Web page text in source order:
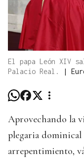
El papa León XIV
Palacio Real.
|
Aprovechando la
plegaria
arrepentimiento,